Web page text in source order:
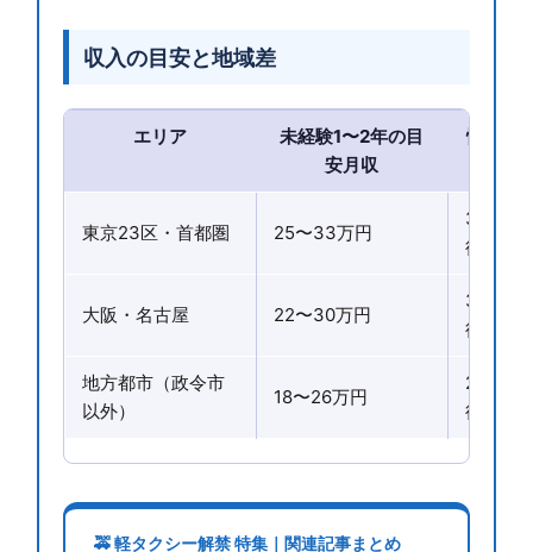
収入の目安と地域差
エリア
未経験1〜2年の目
安月収
慣れて
東京23区・首都圏 25〜33万円
35〜50
後
大阪・名古屋 22〜30万円
30〜45
後
地方都市（政令市
以外）
18〜26万円
25〜35
後
🚕 軽タクシー解禁 特集｜関連記事まとめ